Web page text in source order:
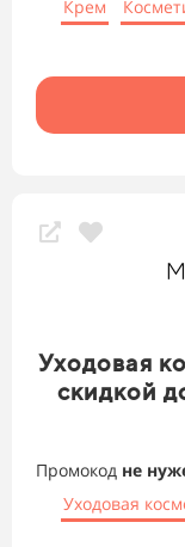
Крем
Уходовая
скидкой
Промокод не
Уходовая